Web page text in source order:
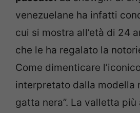
venezuelane ha infatti
cui si mostra all’età di 24
che le ha regalato la
Come dimenticare
interpretato dalla modella
gatta nera”. La valletta più